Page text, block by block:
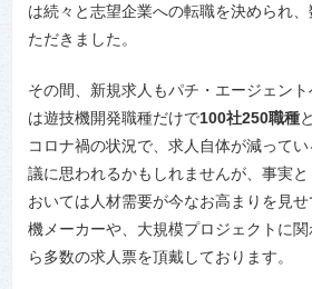
は続々と志望企業への転職を決められ
ただきました。
その間、新規求人もパチ・エージェン
は遊技機開発職種だけで100社250職種
コロナ禍の状況で、求人自体が減って
議に思われるかもしれませんが、事実
おいては人材需要が今なお高まりを見
機メーカーや、大規模プロジェクトに
ら多数の求人票を頂戴しております。